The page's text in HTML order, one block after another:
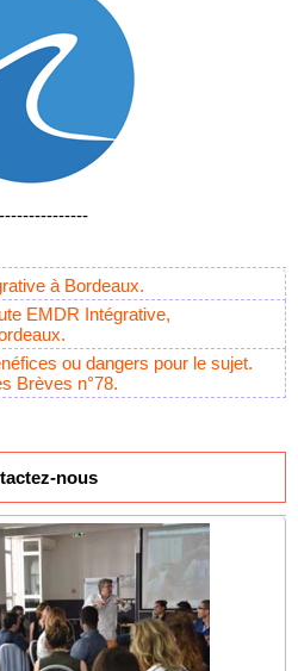
à Bordeaux.
EMDR Intégrative,
ou dangers pour le sujet.
Brèves n°78.
nous